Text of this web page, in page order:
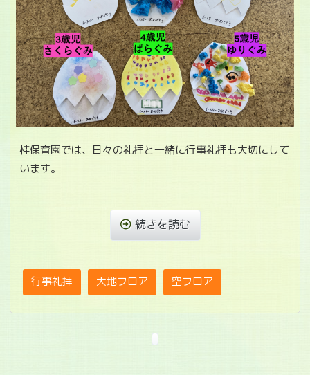
桂保育園では、日々の礼拝と一緒に行事礼拝も大切にして
います。
続きを読む
行事礼拝 大地フロア 空フロア